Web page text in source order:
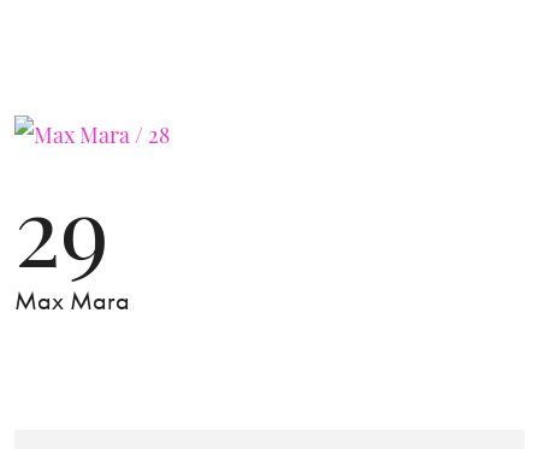
29
Max Mara